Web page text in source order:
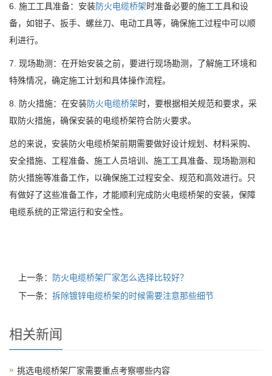
6. 施工工具准备： 安装防火电缆桥架时准备必要的施工工具和设
备，如钳子、扳手、螺丝刀、电动工具等，确保施工过程中可以顺
利进行。
7. 现场勘测：在开始安装之前，要进行现场勘测，了解施工环境和
特殊情况，确定施工计划和具体操作流程。
8. 防火措施：在安装防火电缆桥架时，要根据相关规范和要求，采
取防火措施，确保安装的电缆桥架符合防火要求。
总的来说，安装防火电缆桥架前期需要做好设计规划、材料采购、
安全措施、工程准备、施工人员培训、施工工具准备、现场勘测和
防火措施等准备工作，以确保施工过程安全、规范和高效进行。只
有做好了这些准备工作，才能顺利完成防火电缆桥架的安装，保障
电缆系统的正常运行和安全性。
上一条： 防火电缆桥架厂家怎么选择比较好？
下一条： 拆除镀锌电缆桥架的时候需要注意那些细节
相关新闻
挑选电缆桥架厂家需要重点考察哪些内容